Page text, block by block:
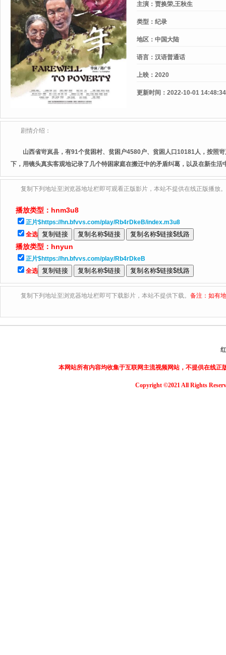
主演： 贾换荣,王秋生
类型： 纪录
地区： 中国大陆
语言： 汉语普通话
上映： 2020
更新时间： 2022-10-01 14:48:34
剧情介绍：
山西省岢岚县，有91个贫困村、贫困户4580户、贫困人口10181人，按照岢
下，用镜头真实客观地记录了几个特困家庭在搬迁中的矛盾纠葛，以及在新生活
复制下列地址至浏览器地址栏即可观看正版影片，本站不提供在线正版播放。
播放类型： hnm3u8
正片$https://hn.bfvvs.com/play/Rb4rDkeB/index.m3u8
全选
播放类型： hnyun
正片$https://hn.bfvvs.com/play/Rb4rDkeB
全选
复制下列地址至浏览器地址栏即可下载影片，本站不提供下载。 备注：如有
本网站所有内容均收集于互联网主流视频网站，不提供在线
Copyright ©2021 All Rights